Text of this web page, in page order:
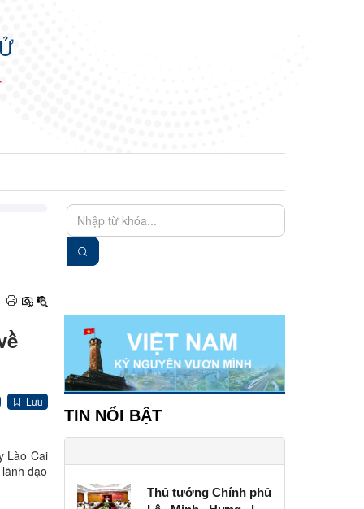
Lưu
Lào Cai
đạo
TIN NỔI BẬT
Thủ tướng Chính phủ